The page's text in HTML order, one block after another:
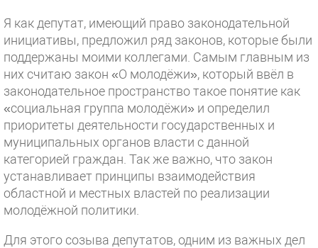
Я как депутат, имеющий право законодательной
инициативы, предложил ряд законов, которые были
поддержаны моими коллегами. Самым главным из
них считаю закон «О молодёжи», который ввёл в
законодательное пространство такое понятие как
«социальная группа молодёжи» и определил
приоритеты деятельности государственных и
муниципальных органов власти с данной
категорией граждан. Так же важно, что закон
устанавливает принципы взаимодействия
областной и местных властей по реализации
молодёжной политики.
Для этого созыва депутатов, одним из важных дел